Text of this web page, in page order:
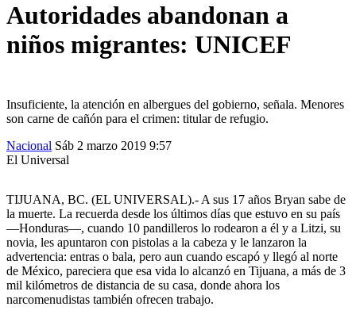
Autoridades abandonan a
niños migrantes: UNICEF
Insuficiente, la atención en albergues del gobierno, señala. Menores
son carne de cañón para el crimen: titular de refugio.
Nacional Sáb 2 marzo 2019 9:57
El Universal
TIJUANA, BC. (EL UNIVERSAL).- A sus 17 años Bryan sabe de
la muerte. La recuerda desde los últimos días que estuvo en su país
—Honduras—, cuando 10 pandilleros lo rodearon a él y a Litzi, su
novia, les apuntaron con pistolas a la cabeza y le lanzaron la
advertencia: entras o bala, pero aun cuando escapó y llegó al norte
de México, pareciera que esa vida lo alcanzó en Tijuana, a más de 3
mil kilómetros de distancia de su casa, donde ahora los
narcomenudistas también ofrecen trabajo.